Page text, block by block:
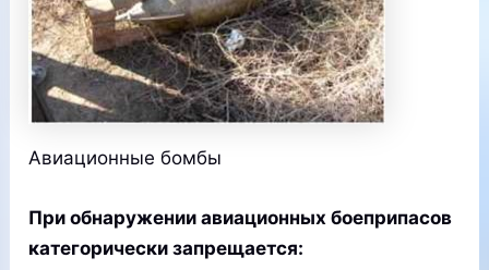
Авиационные бомбы
При обнаружении авиационных боеприпасов
категорически запрещается: